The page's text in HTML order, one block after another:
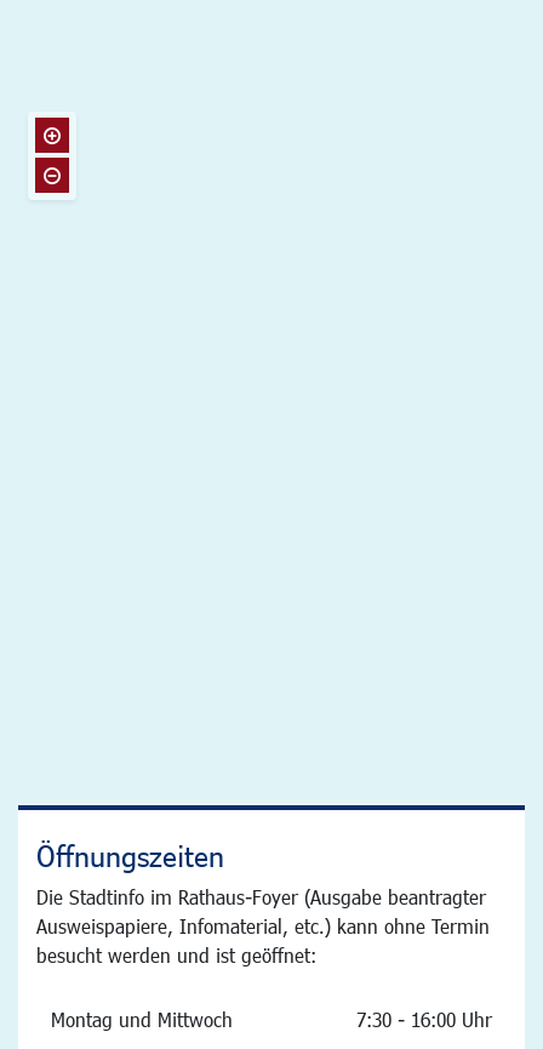
Öffnungszeiten
Die Stadtinfo im Rathaus-Foyer (Ausgabe beantragter
Ausweispapiere, Infomaterial, etc.) kann ohne Termin
besucht werden und ist geöffnet:
Montag und Mittwoch 7:30 - 16:00 Uhr